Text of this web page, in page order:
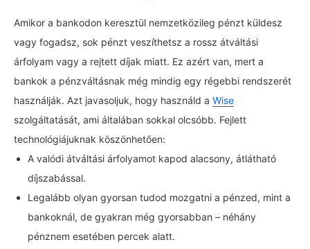
Amikor a bankodon keresztül nemzetközileg pénzt küldesz
vagy fogadsz, sok pénzt veszíthetsz a rossz átváltási
árfolyam vagy a rejtett díjak miatt. Ez azért van, mert a
bankok a pénzváltásnak még mindig egy régebbi rendszerét
használják. Azt javasoljuk, hogy használd a Wise
szolgáltatását, ami általában sokkal olcsóbb. Fejlett
technológiájuknak köszönhetően:
A valódi átváltási árfolyamot kapod alacsony, átlátható
díjszabással.
Legalább olyan gyorsan tudod mozgatni a pénzed, mint a
bankoknál, de gyakran még gyorsabban – néhány
pénznem esetében percek alatt.